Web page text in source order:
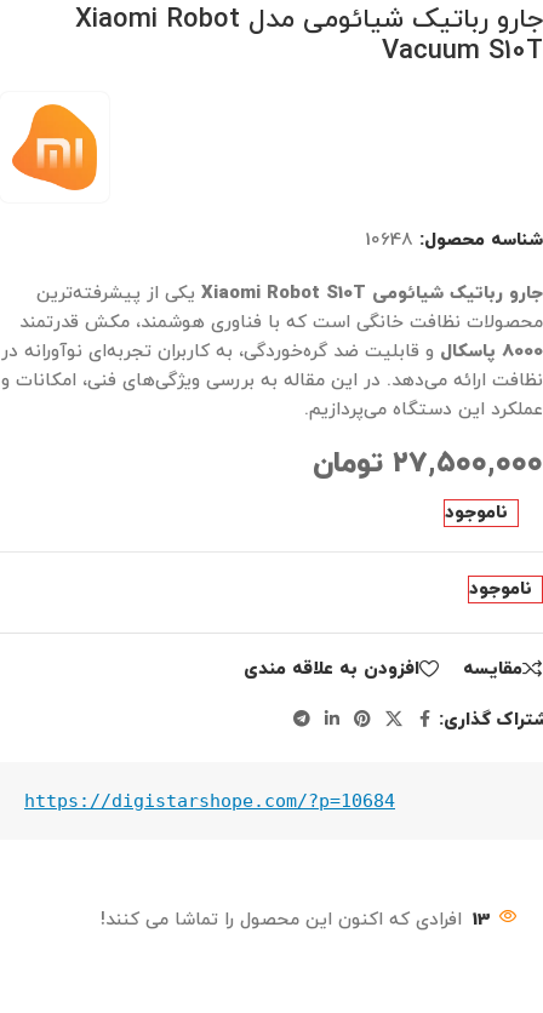
جارو رباتیک شیائومی مدل Xiaomi Robot
Vacuum S10T
شناسه محصول: 10648
جارو رباتیک شیائومی Xiaomi Robot S10T
یکی از پیشرفته‌ترین
محصولات نظافت خانگی است که با فناوری هوشمند، مکش قدرتمند
8000 پاسکال
و قابلیت ضد گره‌خوردگی، به کاربران تجربه‌ای نوآورانه در
نظافت ارائه می‌دهد. در این مقاله به بررسی ویژگی‌های فنی، امکانات و
عملکرد این دستگاه می‌پردازیم.
۲۷,۵۰۰,۰۰۰ تومان
ناموجود
ناموجود
مقايسه
افزودن به علاقه مندی
گذاری:
https://digistarshope.com/?p=10684
13 افرادی که اکنون این محصول را تماشا می کنند!